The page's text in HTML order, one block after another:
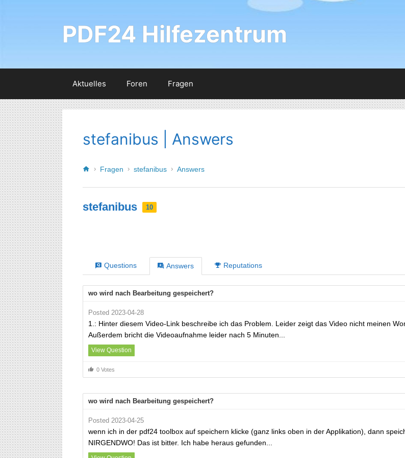
PDF24 Hilfezentrum
Aktuelles Foren Fragen
stefanibus | Answers
Fragen stefanibus Answers
stefanibus 10
Questions Answers Reputations
wo wird nach Bearbeitung gespeichert?
Posted 2023-04-28
1.: Hinter diesem Video-Link beschreibe ich das Problem. Leider zeigt das Video nicht meinen
Außerdem bricht die Videoaufnahme leider nach 5 Minuten...
View Question
0 Votes
wo wird nach Bearbeitung gespeichert?
Posted 2023-04-25
wenn ich in der pdf24 toolbox auf speichern klicke (ganz links oben in der Applikation), dann
NIRGENDWO! Das ist bitter. Ich habe heraus gefunden...